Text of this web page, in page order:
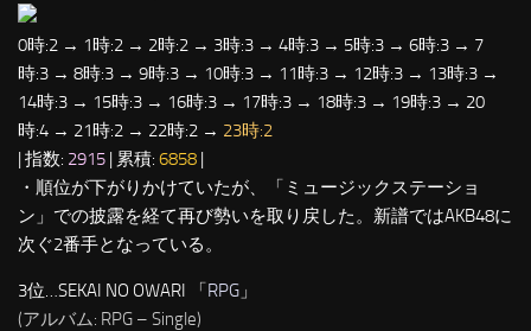
0時:2 → 1時:2 → 2時:2 → 3時:3 → 4時:3 → 5時:3 → 6時:3 → 7
時:3 → 8時:3 → 9時:3 → 10時:3 → 11時:3 → 12時:3 → 13時:3 →
14時:3 → 15時:3 → 16時:3 → 17時:3 → 18時:3 → 19時:3 → 20
時:4 → 21時:2 → 22時:2 → 23時:2
| 指数: 2915 | 累積: 6858 |
・順位が下がりかけていたが、「ミュージックステーショ
ン」での披露を経て再び勢いを取り戻した。新譜ではAKB48に
次ぐ2番手となっている。
3位…SEKAI NO OWARI 「RPG 」
(アルバム: RPG – Single)